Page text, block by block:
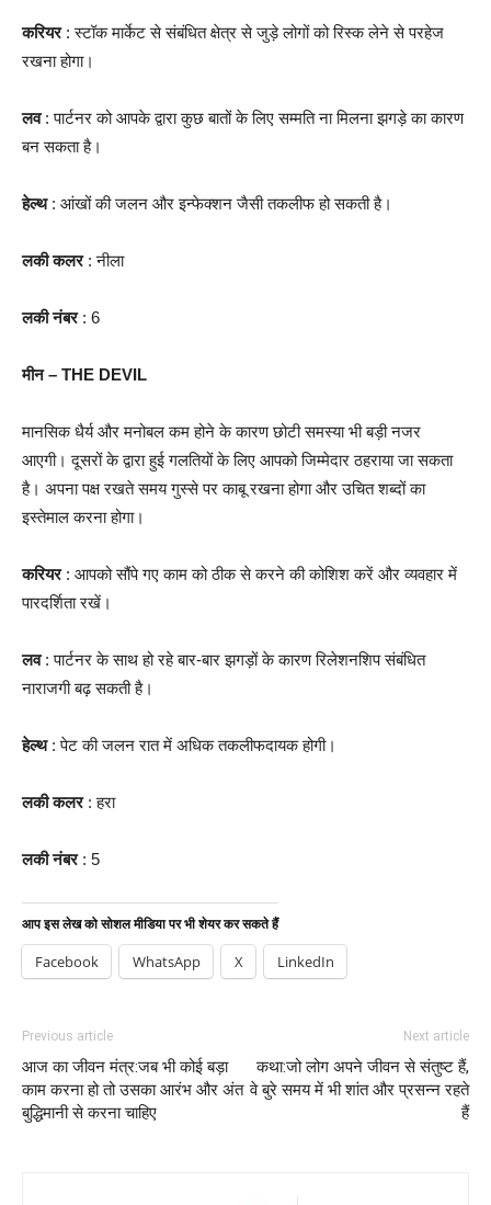
करियर : स्टॉक मार्केट से संबंधित क्षेत्र से जुड़े लोगों को रिस्क लेने से परहेज
रखना होगा।
लव: पार्टनर को आपके द्वारा कुछ बातों के लिए सम्मति ना मिलना झगड़े का कारण
बन सकता है।
हेल्थ : आंखों की जलन और इन्फेक्शन जैसी तकलीफ हो सकती है।
लकी कलर : नीला
लकी नंबर : 6
मीन – THE DEVIL
मानसिक धैर्य और मनोबल कम होने के कारण छोटी समस्या भी बड़ी नजर
आएगी। दूसरों के द्वारा हुई गलतियों के लिए आपको जिम्मेदार ठहराया जा सकता
है। अपना पक्ष रखते समय गुस्से पर काबू रखना होगा और उचित शब्दों का
इस्तेमाल करना होगा।
करियर : आपको सौंपे गए काम को ठीक से करने की कोशिश करें और व्यवहार में
पारदर्शिता रखें।
लव: पार्टनर के साथ हो रहे बार-बार झगड़ों के कारण रिलेशनशिप संबंधित
नाराजगी बढ़ सकती है।
हेल्थ : पेट की जलन रात में अधिक तकलीफदायक होगी।
लकी कलर : हरा
लकी नंबर : 5
आप इस लेख को सोशल मीडिया पर भी शेयर कर सकते हैं
Facebook WhatsApp X LinkedIn
Previous article
आज का जीवन मंत्र:जब भी कोई बड़ा
काम करना हो तो उसका आरंभ और अंत
बुद्धिमानी से करना चाहिए
Next article
कथा:जो लोग अपने जीवन से संतुष्ट हैं,
वे बुरे समय में भी शांत और प्रसन्न रहते
हैं